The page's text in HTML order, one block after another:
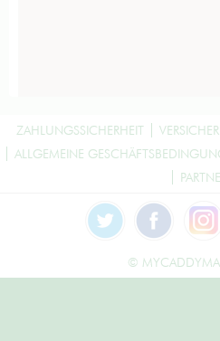
ZAHLUNGSSICHERHEIT
ALLGEMEINE
©